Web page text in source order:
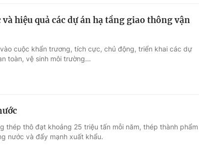
hiệu quả các dự án hạ tầng giao thông vận
cuộc khẩn trương, tích cực, chủ động, triển khai các dự
toàn, vệ sinh môi trường...
thép thô đạt khoảng 25 triệu tấn mỗi năm, thép thành phẩm
nước và đẩy mạnh xuất khẩu.